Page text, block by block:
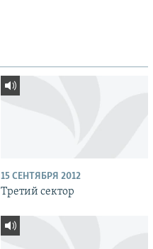
15 СЕНТЯБРЯ 2012
Третий сектор